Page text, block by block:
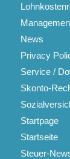
News
Privacy
Service /
Skonto-
Startpage
Startseite
Steuer-